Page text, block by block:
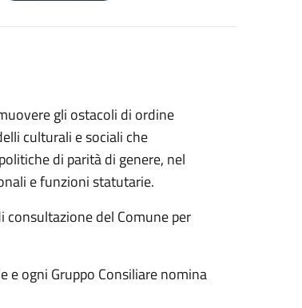
gli ostacoli di ordine
culturali e sociali che
di parità di genere, nel
e funzioni statutarie.
consultazione del Comune per
e ogni Gruppo Consiliare nomina